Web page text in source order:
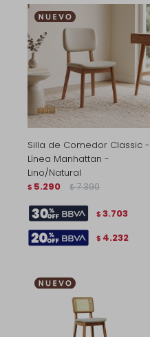
Silla de Comedor Classic -
Línea Manhattan -
Lino/Natural
$ 5.290 $ 7.390
$ 3.703
$ 4.232